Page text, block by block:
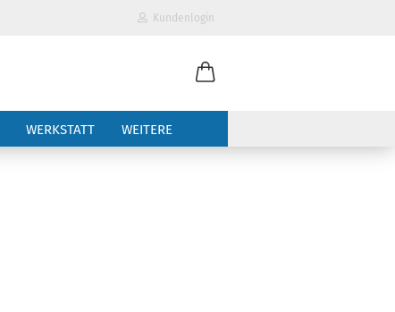
Kundenlogin
WERKSTATT WEITERE